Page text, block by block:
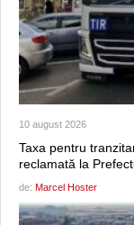
10 august 2026
Taxa pentru
reclamată la
de: Marcel Hoster